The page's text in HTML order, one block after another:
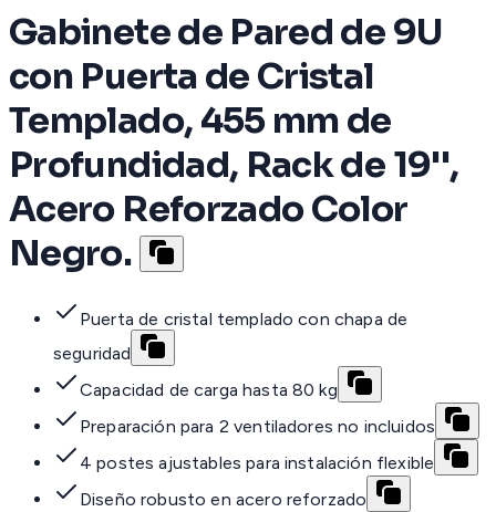
Gabinete de Pared de 9U
con Puerta de Cristal
Templado, 455 mm de
Profundidad, Rack de 19'',
Acero Reforzado Color
Negro.
Puerta de cristal templado con chapa de
seguridad
Capacidad de carga hasta 80 kg
Preparación para 2 ventiladores no incluidos
4 postes ajustables para instalación flexible
Diseño robusto en acero reforzado